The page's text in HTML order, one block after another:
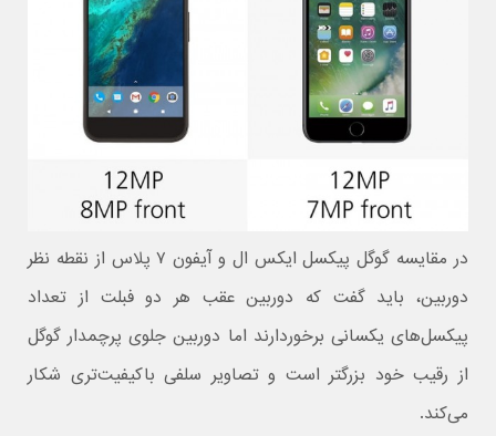
در مقایسه گوگل پیکسل ایکس ال و آیفون ۷ پلاس از نقطه نظر
دوربین، باید گفت که دوربین عقب هر دو فبلت از تعداد
پیکسل‌های یکسانی برخوردارند اما دوربین جلوی پرچمدار گوگل
از رقیب خود بزرگتر است و تصاویر سلفی باکیفیت‌تری شکار
می‌کند.